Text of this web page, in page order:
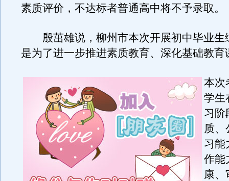
素质评价，不达标者普通高中将不予录取。
殷茁雄说，柳州市本次开展初中毕业生
是为了进一步推进素质教育、深化基础教育
本次
学生
习阶
质、
习能
作能
康、